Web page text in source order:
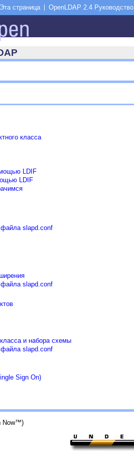
класса
LDIF
LDIF
slapd.conf
slapd.conf
и набора схемы
slapd.conf
Sign On)
Now™)
Эта страница OpenLDAP 2.4 Руководство